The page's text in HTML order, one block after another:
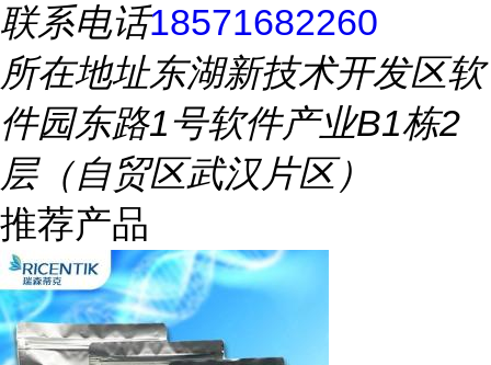
联系电话18571682260
所在地址东湖新技术开发区软
件园东路1号软件产业B1栋2
层（自贸区武汉片区）
推荐产品